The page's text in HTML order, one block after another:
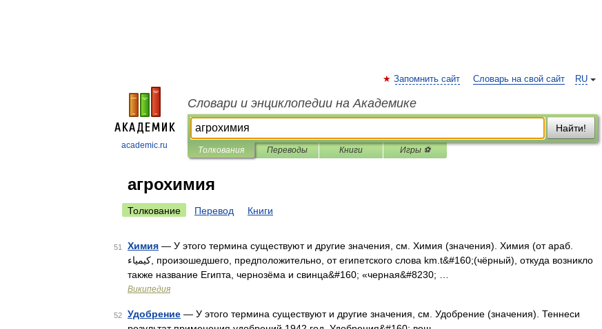
academic.ru
RU
Запомнить сайт Словарь на свой сайт
Словари и энциклопедии на Академике
Найти!
Толкования Переводы Книги Игры ⚽
агрохимия
Толкование Перевод Книги
51 Химия — У этого термина существуют и другие значения, см. Химия (значения). Химия (от араб.
کيمياء‎‎, произошедшего, предположительно, от египетского слова km.t&#160;(чёрный), откуда возникло
также название Египта, чернозёма и свинца&#160; «черная&#8230; …
Википедия
52 Удобрение — У этого термина существуют и другие значения, см. Удобрение (значения). Теннеси